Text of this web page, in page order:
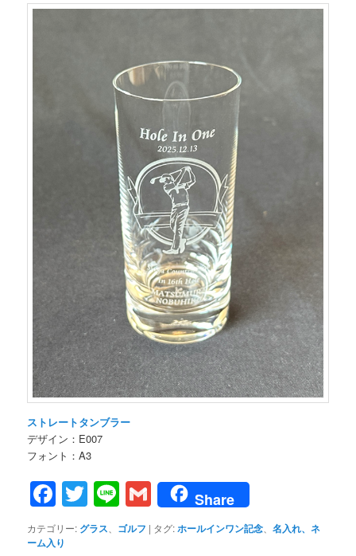
ストレートタンブラー
デザイン：E007
フォント：A3
Facebook
Twitter
LineGmail
Share
カテゴリー: グラス ゴルフ | タグ:ホールインワン記念 、名入れ、ネ
ーム入り